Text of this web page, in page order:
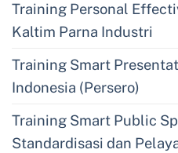
Training Personal
Kaltim Parna Industri
Training Smart
Indonesia (Persero)
Training Smart Public
Standardisasi dan